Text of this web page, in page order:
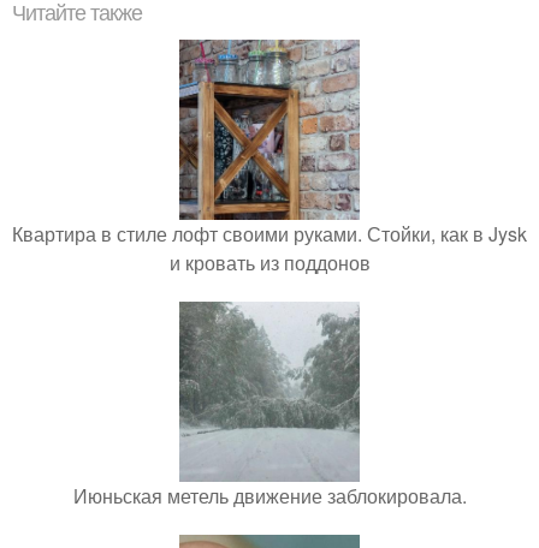
Читайте также
Квартира в стиле лофт своими руками. Стойки, как в Jysk
и кровать из поддонов
Июньская метель движение заблокировала.